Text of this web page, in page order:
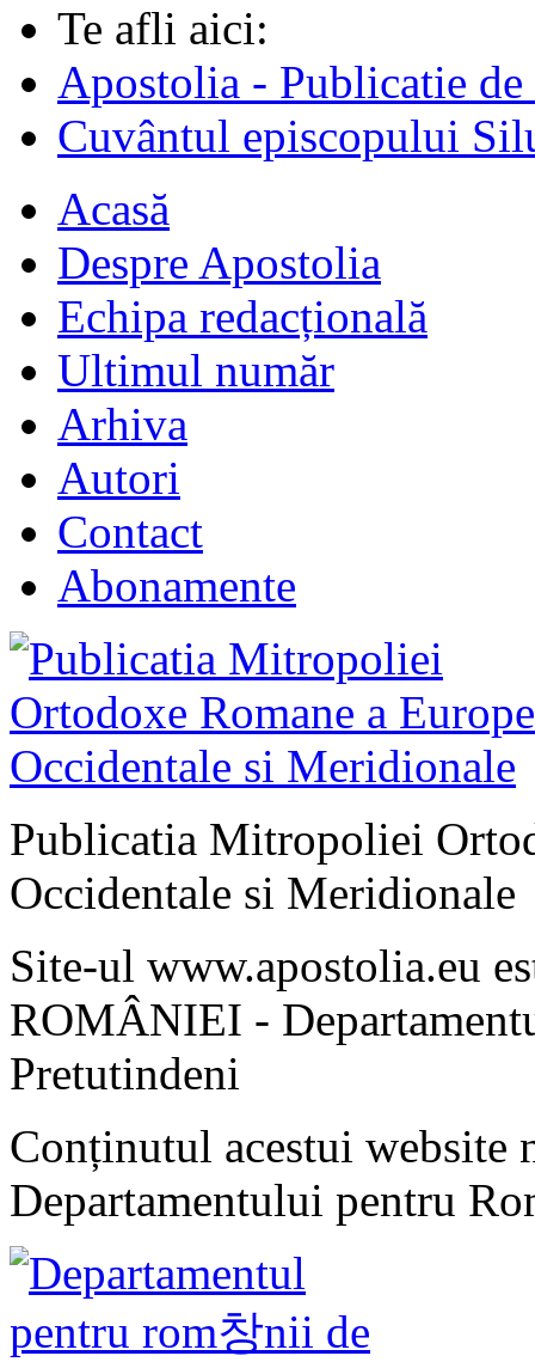
Te afli aici:
Apostolia - Publicatie
Cuvântul episcopului
Acasă
Despre Apostolia
Echipa redacțională
Ultimul număr
Arhiva
Autori
Contact
Abonamente
Publicatia Mitropoliei
Occidentale si Meridionale
Site-ul www.apostolia.eu
ROMÂNIEI -
Pretutindeni
Conținutul acestui website
Departamentului pentru